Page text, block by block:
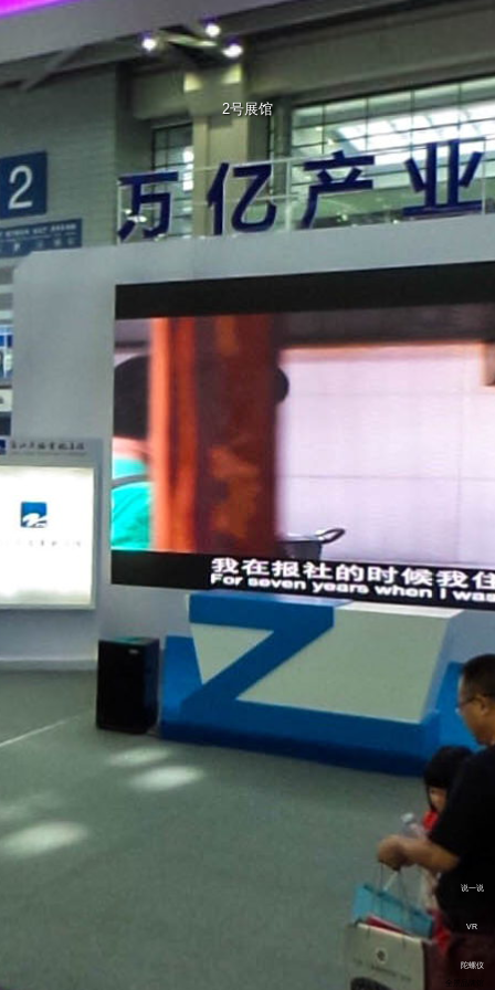
标题：2号展馆
访问量：2994
2号展馆
全景品牌馆
VR
说一说
陀螺仪